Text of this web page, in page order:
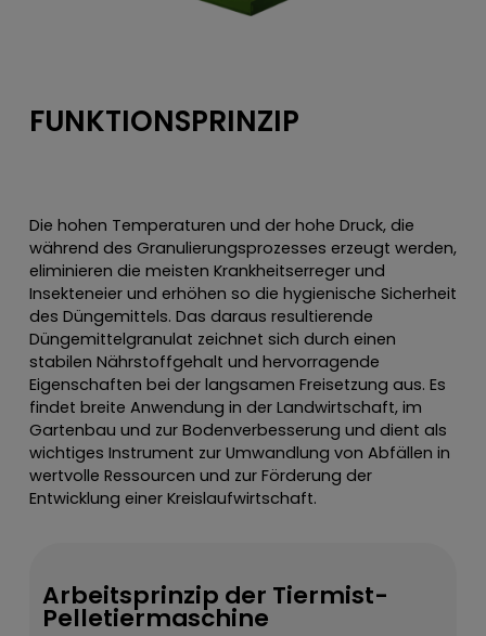
FUNKTIONSPRINZIP
Die hohen Temperaturen und der hohe Druck, die
während des Granulierungsprozesses erzeugt werden,
eliminieren die meisten Krankheitserreger und
Insekteneier und erhöhen so die hygienische Sicherheit
des Düngemittels. Das daraus resultierende
Düngemittelgranulat zeichnet sich durch einen
stabilen Nährstoffgehalt und hervorragende
Eigenschaften bei der langsamen Freisetzung aus. Es
findet breite Anwendung in der Landwirtschaft, im
Gartenbau und zur Bodenverbesserung und dient als
wichtiges Instrument zur Umwandlung von Abfällen in
wertvolle Ressourcen und zur Förderung der
Entwicklung einer Kreislaufwirtschaft.
Arbeitsprinzip der Tiermist-
Pelletiermaschine